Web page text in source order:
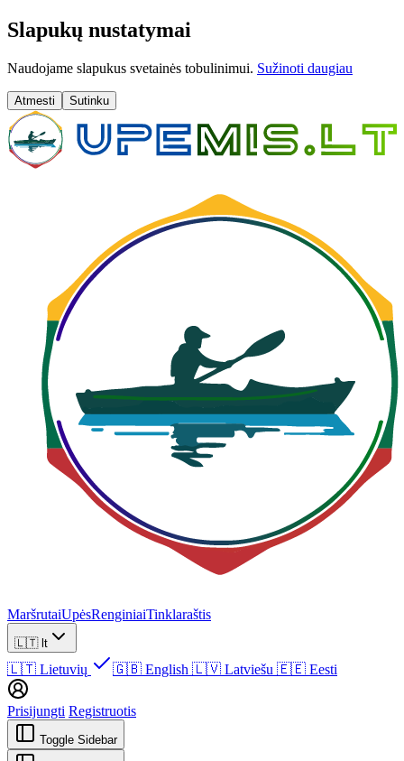
Slapukų nustatymai
Naudojame slapukus svetainės tobulinimui. Sužinoti daugiau
Atmesti Sutinku
MaršrutaiUpėsRenginiaiTinklaraštis
🇱🇹 lt
🇱🇹 Lietuvių 🇬🇧 English 🇱🇻 Latviešu 🇪🇪 Eesti
Prisijungti Registruotis
Toggle Sidebar